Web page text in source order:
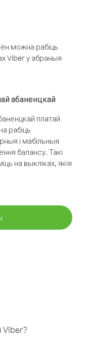
можна рабіць
Viber у абраныя
абаненцкай
платай
рабіць
і мабільныя
балансу. Такі
на выкліках, якія
Viber?